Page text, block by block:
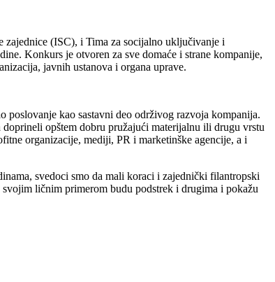
(ISC), i Tima za socijalno uključivanje i
Konkurs je otvoren za sve domaće i strane kompanije,
javnih ustanova i organa uprave.
kao sastavni deo održivog razvoja kompanija.
opštem dobru pružajući materijalnu ili drugu vrstu
organizacije, mediji, PR i marketinške agencije, a i
svedoci smo da mali koraci i zajednički filantropski
ličnim primerom budu podstrek i drugima i pokažu